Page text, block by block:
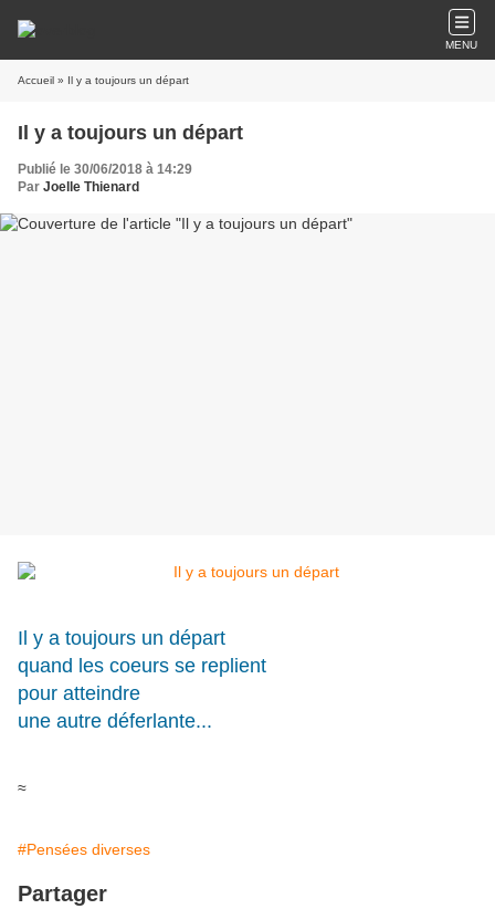
MENU
Accueil » Il y a toujours un départ
Il y a toujours un départ
Publié le 30/06/2018 à 14:29
Par Joelle Thienard
Il y a toujours un départ
quand les coeurs se replient
pour atteindre
une autre déferlante...
≈
#Pensées diverses
Partager